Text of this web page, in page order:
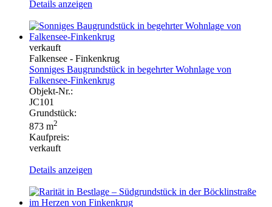
Details anzeigen
verkauft
Falkensee - Finkenkrug
Sonniges Baugrundstück in begehrter Wohnlage von
Falkensee-Finkenkrug
Objekt-Nr.:
JC101
Grundstück:
873 m2
Kaufpreis:
verkauft
Details anzeigen